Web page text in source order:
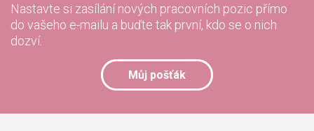
Nastavte si zasílání nových pracovních pozic přímo
do vašeho e-mailu a buďte tak první, kdo se o nich
dozví.
Můj pošťák